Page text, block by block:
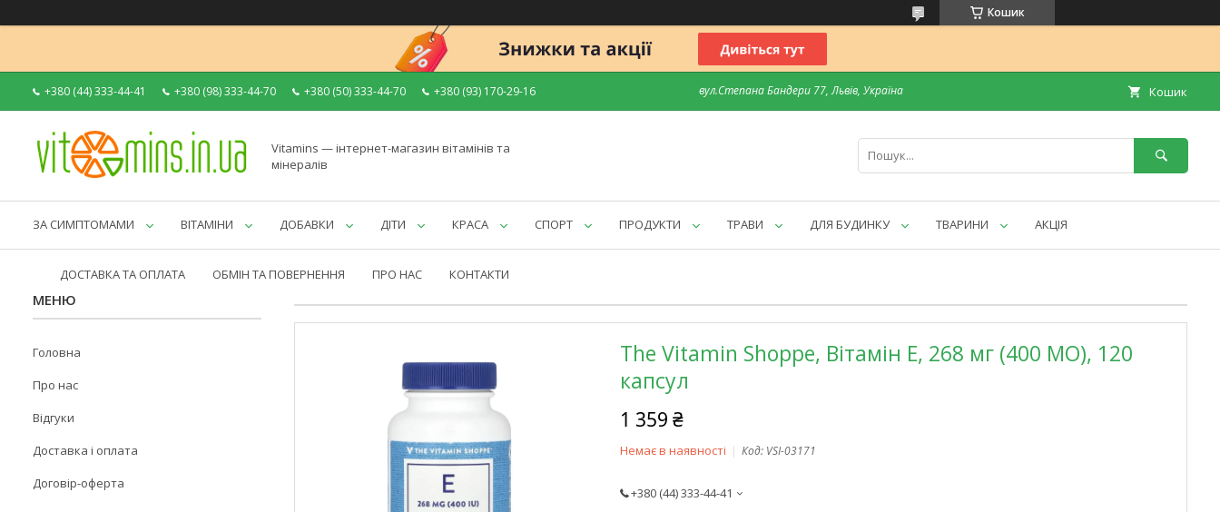
Кошик
+380 (44) 333-44-41 +380 (98) 333-44-70 +380 (50) 333-44-70 +380 (93) 170-29-16 вул.Степана Бандери 77, Львів, Україна Кошик
Vitamins — інтернет-магазин вітамінів та
мінералів
ЗА СИМПТОМАМИ ВІТАМІНИ ДОБАВКИ ДІТИ КРАСА СПОРТ ПРОДУКТИ ТРАВИ ДЛЯ БУДИНКУ ТВАРИНИ АКЦІЯ
ДОСТАВКА ТА ОПЛАТА ОБМІН ТА ПОВЕРНЕННЯ ПРО НАС КОНТАКТИ
The Vitamin Shoppe, Вітамін E, 268 мг (400 МО), 120
капсул
1 359 ₴
Немає в наявності Код: VSI-03171
+380 (44) 333-44-41
Головна
Про нас
Відгуки
Доставка і оплата
Договір-оферта